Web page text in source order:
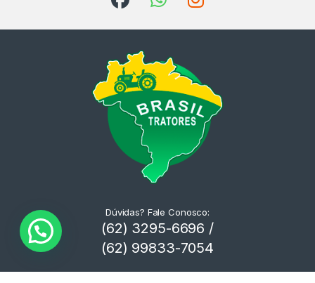
Dúvidas? Fale Conosco:
(62) 3295-6696 /
(62) 99833-7054